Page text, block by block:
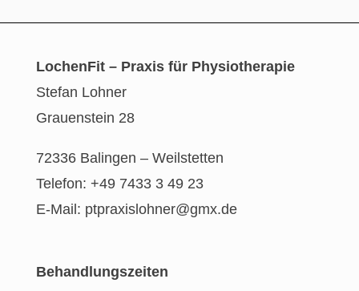
LochenFit – Praxis für Physiotherapie
Stefan Lohner
Grauenstein 28
72336 Balingen – Weilstetten
Telefon: +49 7433 3 49 23
E-Mail: ptpraxislohner@gmx.de
Behandlungszeiten